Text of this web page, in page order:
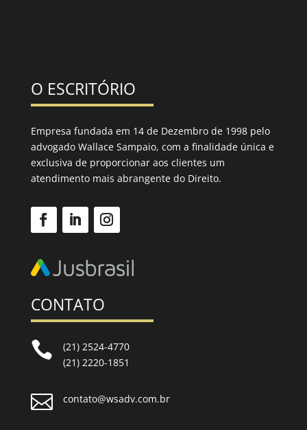
O ESCRITÓRIO
Empresa fundada em 14 de Dezembro de 1998 pelo
advogado Wallace Sampaio, com a finalidade única e
exclusiva de proporcionar aos clientes um
atendimento mais abrangente do Direito.
CONTATO

(21) 2524-4770
(21) 2220-1851
 contato@wsadv.com.br